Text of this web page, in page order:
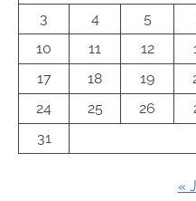
3
4 5
10
11 12
17
18 19
24
25 26
31
«